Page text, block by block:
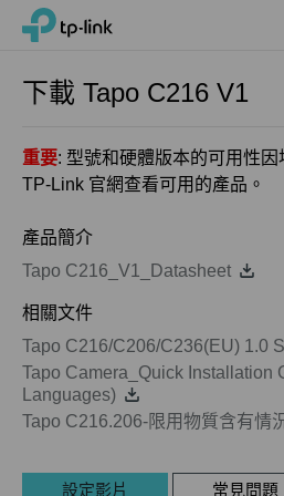
Click
navigation
TP-Link, Reliably Smart
下載 Tapo C216 V1
重要: 型號和硬體版本的可用性
TP-Link 官網查看可用的產品。
產品簡介
Tapo C216_V1_Datasheet
相關文件
Tapo C216/C206/C236(EU) 1.0
Tapo Camera_Quick Installation
Languages)
Tapo C216.206-限用物質含有情
設定影片 常見問題